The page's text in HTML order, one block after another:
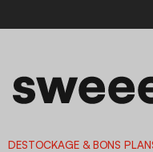
DESTOCKAGE & BONS